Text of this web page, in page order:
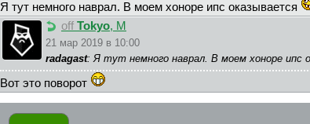
Я тут немного наврал. В моем хоноре ипс оказывается
off Tokyo, М
21 мар 2019 в 10:00
radagast: Я тут немного наврал. В моем хоноре
Вот это поворот